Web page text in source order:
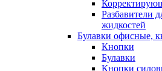
Разбавители
жидкостей
Булавки офисные,
Кнопки
Булавки
Кнопки